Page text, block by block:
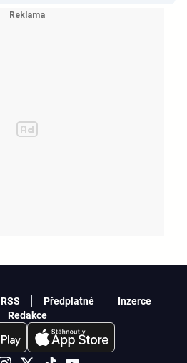
RSS Předplatné
Inzerce
Redakce